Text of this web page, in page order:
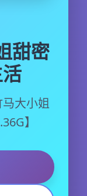
甜密
马大小姐
】